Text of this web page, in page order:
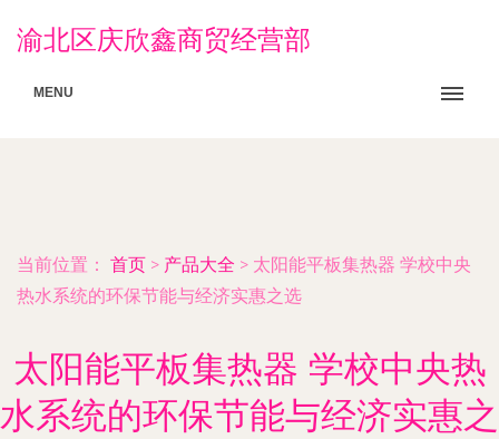
渝北区庆欣鑫商贸经营部
MENU
当前位置： 首页 > 产品大全 > 太阳能平板集热器 学校中央
热水系统的环保节能与经济实惠之选
太阳能平板集热器 学校中央热
水系统的环保节能与经济实惠之